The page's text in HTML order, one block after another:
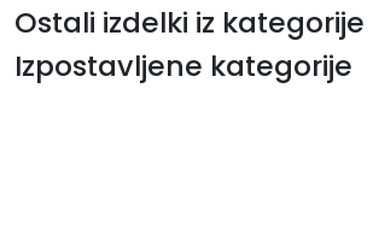
Ostali izdelki iz kategorije
Izpostavljene kategorije